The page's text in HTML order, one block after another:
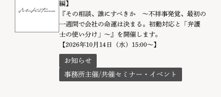
編】
『その相談、誰にすべきか 〜不祥事発覚、最初の
一週間で会社の命運は決まる。初動対応と「弁護
士の使い分け」〜』を開催します。
【2026年10月14日（水）15:00～】
お知らせ
事務所主催/共催セミナー・イベント